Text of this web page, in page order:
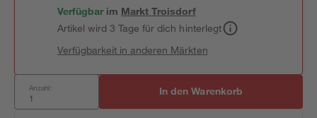
Verfügbar im MarktTroisdorf
Artikel wird 3 Tage für dich hinterlegt
Verfügbarkeit in anderen Märkten
Anzahl: In den Warenkorb